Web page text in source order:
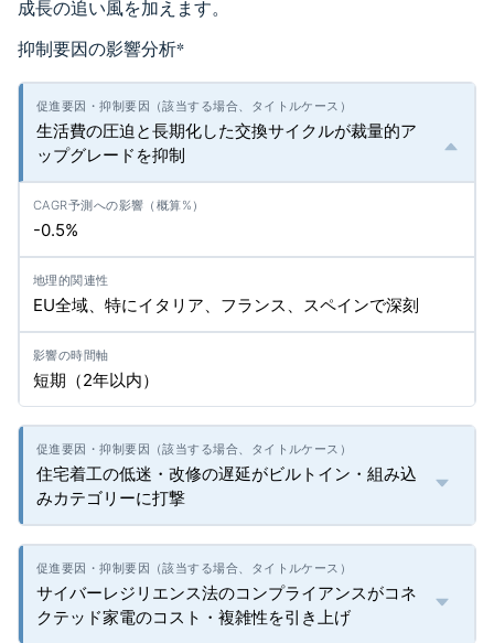
成長の追い風を加えます。
抑制要因の影響分析*
生活費の圧迫と長期化した交換サイクルが裁量的ア
ップグレードを抑制
-0.5%
EU全域、特にイタリア、フランス、スペインで深刻
短期（2年以内）
住宅着工の低迷・改修の遅延がビルトイン・組み込
みカテゴリーに打撃
サイバーレジリエンス法のコンプライアンスがコネ
クテッド家電のコスト・複雑性を引き上げ